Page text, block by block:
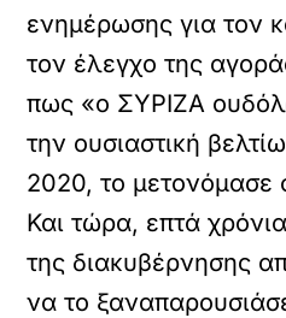
ενημέρωσης για τον
τον έλεγχο της
πως «ο ΣΥΡΙΖΑ
την ουσιαστική
2020, το μετονόμασε
Και τώρα, επτά
της διακυβέρνησης
να το